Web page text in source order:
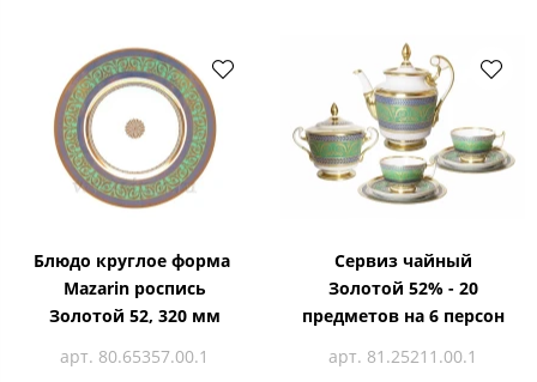
Блюдо круглое форма
Mazarin роспись
Золотой 52, 320 мм
арт. 80.65357.00.1
Сервиз чайный
Золотой 52% - 20
предметов на 6 персон
арт. 81.25211.00.1